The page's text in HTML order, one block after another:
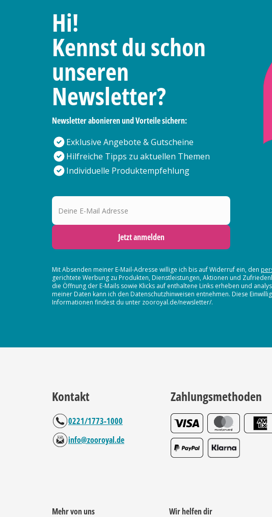
Hi!
Kennst du schon
unseren
Newsletter?
Newsletter abonieren und Vorteile sichern:
Exklusive Angebote & Gutscheine
Hilfreiche Tipps zu aktuellen Themen
Individuelle Produktempfehlung
Deine E-Mail Adresse
Jetzt anmelden
Mit Absenden meiner E-Mail-Adresse willige ich bis auf Widerruf ein, den
gerichtete Werbung zu Produkten, Dienstleistungen, Aktionen und
die Öffnung der E-Mails sowie Klicks auf enthaltene Links erheben und
meiner Daten kann ich den Datenschutzhinweisen entnehmen. Diese
Informationen findest du unter zooroyal.de/newsletter/.
Kontakt
0221/1773-1000
info@zooroyal.de
Zahlungsmethoden
Mehr von uns Wir helfen dir